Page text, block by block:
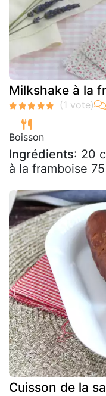
Milkshake à la
Boisson
Ingrédients: 20
à la framboise
Cuisson de la